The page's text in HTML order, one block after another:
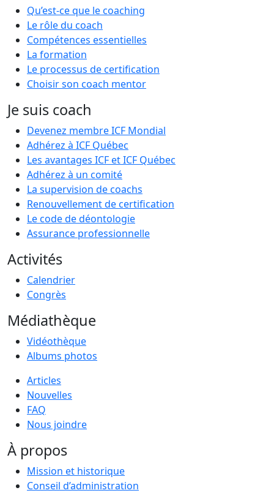
Qu’est-ce que le coaching
Le rôle du coach
Compétences essentielles
La formation
Le processus de certification
Choisir son coach mentor
Je suis coach
Devenez membre ICF Mondial
Adhérez à ICF Québec
Les avantages ICF et ICF Québec
Adhérez à un comité
La supervision de coachs
Renouvellement de certification
Le code de déontologie
Assurance professionnelle
Activités
Calendrier
Congrès
Médiathèque
Vidéothèque
Albums photos
Articles
Nouvelles
FAQ
Nous joindre
À propos
Mission et historique
Conseil d’administration